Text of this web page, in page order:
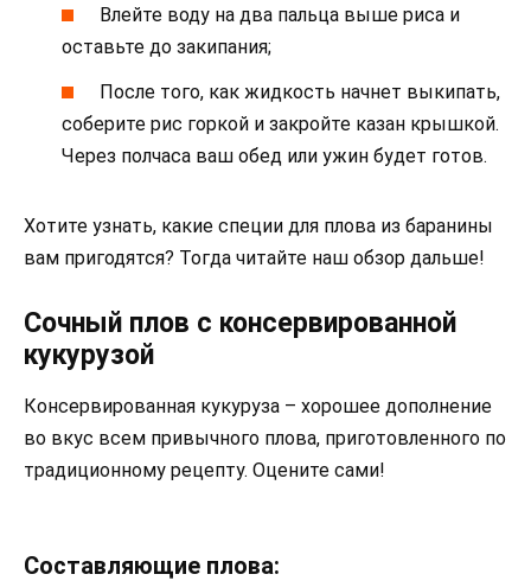
Влейте воду на два пальца выше риса и
оставьте до закипания;
После того, как жидкость начнет выкипать,
соберите рис горкой и закройте казан крышкой.
Через полчаса ваш обед или ужин будет готов.
Хотите узнать, какие специи для плова из баранины
вам пригодятся? Тогда читайте наш обзор дальше!
Сочный плов с консервированной
кукурузой
Консервированная кукуруза – хорошее дополнение
во вкус всем привычного плова, приготовленного по
традиционному рецепту. Оцените сами!
Составляющие плова: